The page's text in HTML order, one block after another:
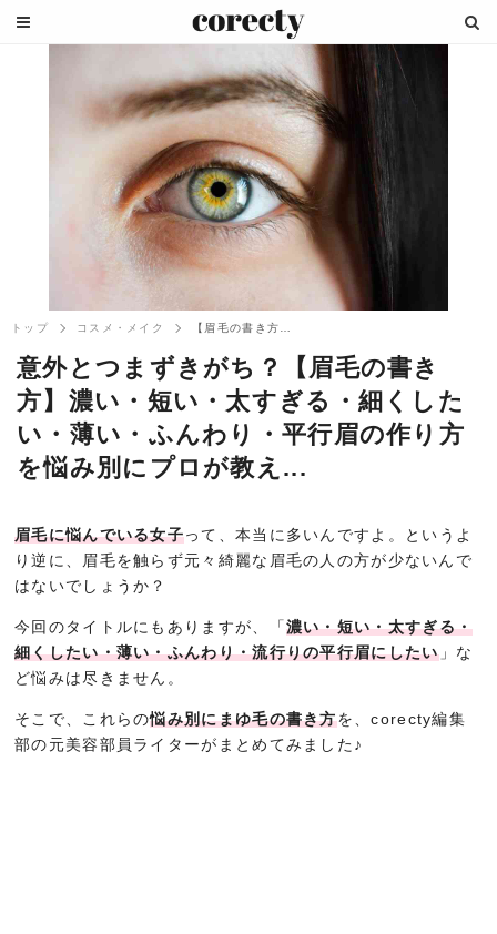
トップ コスメ・メイク
意外とつまずきがち？【眉毛の書き
方】濃い・短い・太すぎる・細くした
い・薄い・ふんわり・平行眉の作り方
を悩み別にプロが教え...
眉毛に悩んでいる女子って、本当に多いんですよ。というよ
り逆に、眉毛を触らず元々綺麗な眉毛の人の方が少ないんで
はないでしょうか？
今回のタイトルにもありますが、「濃い・短い・太すぎる・
細くしたい・薄い・ふんわり・流行りの平行眉にしたい」な
ど悩みは尽きません。
そこで、これらの悩み別にまゆ毛の書き方を、corecty編集
部の元美容部員ライターがまとめてみました♪